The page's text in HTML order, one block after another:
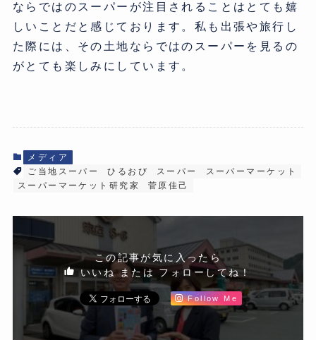
ならではのスーパーが注目されることはとても嬉
しいことだと感じております。私も出張や旅行し
た際には、その土地ならではのスーパーを見るの
がとても楽しみにしています。
メディア
ご当地スーパー
ひるおび スーパー
スーパーマーケット
スーパーマーケット研究家
菅原佳己
この記事が気に入ったら
いいね または フォローしてね！
Follow Me